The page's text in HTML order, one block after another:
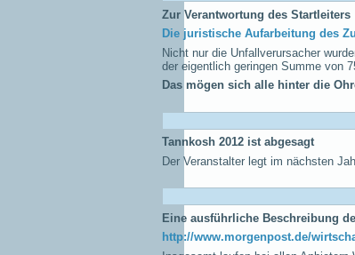
Zur Verantwortung des Startleiters
Die juristische Aufarbeitung des
Nicht nur die Unfallverursacher
der eigentlich geringen Summe von
Das mögen sich alle hinter die
Tannkosh 2012 ist abgesagt
Der Veranstalter legt im nächsten
Eine ausführliche Beschreibung
http://www.morgenpost.de/